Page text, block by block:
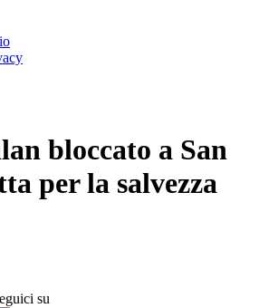
bloccato a San
per la salvezza
su